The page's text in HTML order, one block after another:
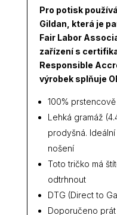
Pro potisk
Gildan, která je
Fair Labor
zařízení s
Responsible
výrobek splňuje
100%
Lehká gramáž
prodyšná.
nošení
Toto tričko má
odtrhnout
DTG (Direct to
Doporučeno